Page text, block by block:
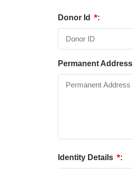
Donor Id *:
Permanent Address
Identity Details *: